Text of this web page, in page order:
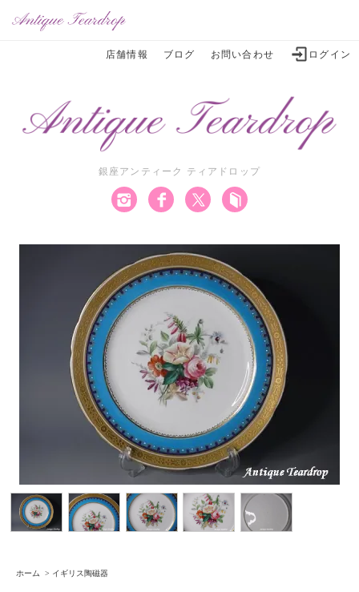
店舗情報 ブログ お問い合わせ ログイン
銀座アンティーク ティアドロップ
ホーム > イギリス陶磁器